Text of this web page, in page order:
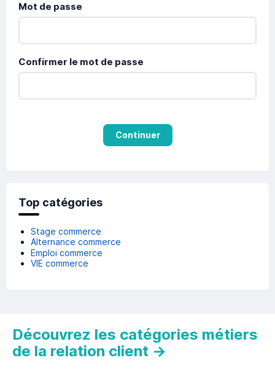
Mot de passe
Confirmer le mot de passe
Continuer
Top catégories
Stage commerce
Alternance commerce
Emploi commerce
VIE commerce
Découvrez les catégories métiers
de la relation client →